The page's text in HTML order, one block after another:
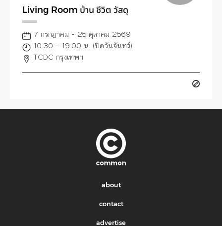
Living Room บ้าน ชีวิต วัสดุ
7 กรกฎาคม - 25 ตุลาคม 2569
10.30 - 19.00 น. (ปิดวันจันทร์)
TCDC กรุงเทพฯ
about
contact
advertise